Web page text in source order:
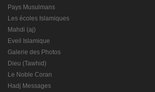
Pays Musulmans
Les écoles Islamiques
Mahdi (aj)
Eveil Islamique
Galerie des Photos
Dieu (Tawhid)
Le Noble Coran
Hadj Messages